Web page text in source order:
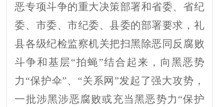
恶专项斗争的重大决策部署和省委、省纪
委、市委、市纪委、县委的部署要求，礼
县各级纪检监察机关把扫黑除恶同反腐败
斗争和基层“拍蝇”结合起来，向黑恶势
力“保护伞”、“关系网”发起了强大攻势，
一批涉黑涉恶腐败或充当黑恶势力“保护